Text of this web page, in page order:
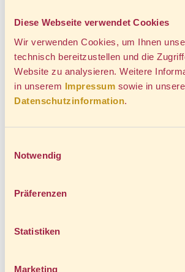
Diese Webseite verwendet Cookies
Wir verwenden Cookies, um Ihnen
technisch bereitzustellen und die
Website zu analysieren. Weitere
in unserem Impressum sowie in
Datenschutzinformation.
Notwendig
Präferenzen
Statistiken
Marketing
ANPASSUNGEN
Aufgrund von Bauarbeiten findet